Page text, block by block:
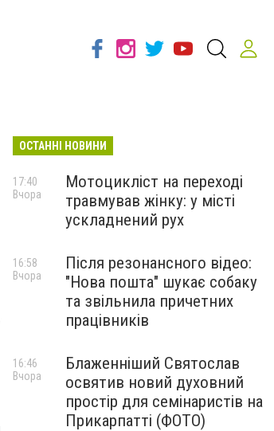
ОСТАННІ НОВИНИ
Мотоцикліст на переході
травмував жінку: у місті
ускладнений рух
17:40
Вчора
Після резонансного відео:
"Нова пошта" шукає собаку
та звільнила причетних
працівників
16:58
Вчора
Блаженніший Святослав
освятив новий духовний
простір для семінаристів на
Прикарпатті (ФОТО)
16:46
Вчора